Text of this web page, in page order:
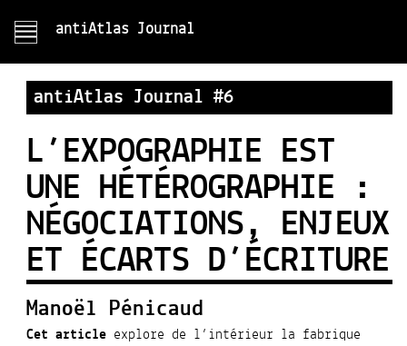
antiAtlas Journal
antiAtlas Journal #6
L’EXPOGRAPHIE EST
UNE HÉTÉROGRAPHIE :
NÉGOCIATIONS, ENJEUX
ET ÉCARTS D’ÉCRITURE
Manoël Pénicaud
Cet article explore de l’intérieur la fabrique